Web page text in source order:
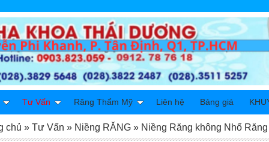
chủ »Tư Vấn » Niềng RĂNG » Niềng Răng không Nhổ Răng
Tư Vấn Răng Thẩm Mỹ Liên hệ Bảng giá